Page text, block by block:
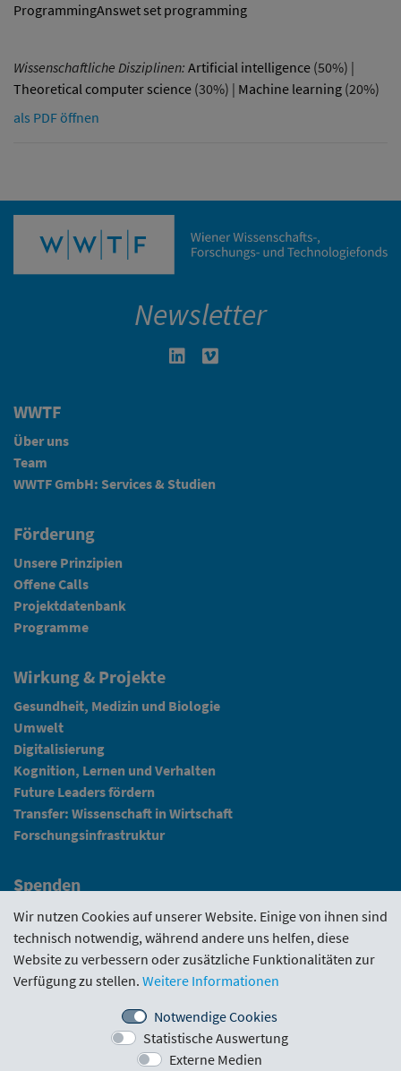
ProgrammingAnswet set programming
Wissenschaftliche Disziplinen: Artificial intelligence (50%) |
Theoretical computer science (30%) | Machine learning (20%)
als PDF öffnen
Newsletter
Linkedin in neuem Fenster öffnen
WWTF
Über uns
Team
WWTF GmbH: Services & Studien
Förderung
Unsere Prinzipien
Offene Calls
Projektdatenbank
Programme
Wirkung & Projekte
Gesundheit, Medizin und Biologie
Umwelt
Digitalisierung
Kognition, Lernen und Verhalten
Future Leaders fördern
Transfer: Wissenschaft in Wirtschaft
Forschungsinfrastruktur
Spenden
Fundraising
News
Intranet
Förderrichtlinie · Funding Portal Evaluierungen
Wir nutzen Cookies auf unserer Website. Einige von ihnen sind
technisch notwendig, während andere uns helfen, diese
Website zu verbessern oder zusätzliche Funktionalitäten zur
Verfügung zu stellen. Weitere Informationen
Notwendige Cookies
Statistische Auswertung
Externe Medien